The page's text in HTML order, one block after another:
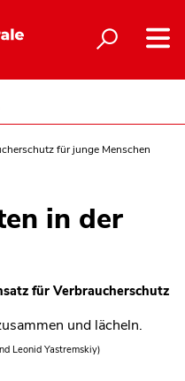
für junge Menschen
in der
für Verbraucherschutz
Leonid Yastremskiy)